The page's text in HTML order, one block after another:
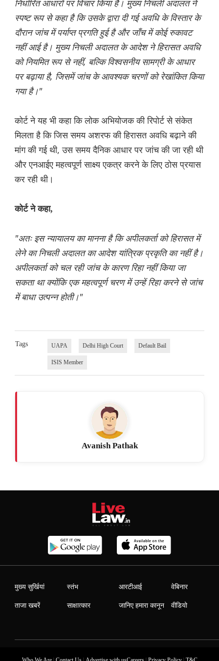
निर्धारित आधारों पर विचार किया है। मुख्य निचली अदालत ने
स्पष्ट रूप से कहा है कि उसके द्वारा दी गई अवधि के विस्तार के
दौरान जांच में पर्याप्त प्रगति हुई है और जाँच में कोई रुकावट
नहीं आई है। मुख्य निचली अदालत के आदेश ने हिरासत अवधि
को नियमित रूप से नहीं, बल्कि विश्वसनीय सामग्री के आधार
पर बढ़ाया है, जिसमें जांच के आवश्यक चरणों को रेखांकित किया
गया है।"
कोर्ट ने यह भी कहा कि लोक अभियोजक की रिपोर्ट से संकेत
मिलता है कि जिस समय अशरफ की हिरासत अवधि बढ़ाने की
मांग की गई थी, उस समय दैनिक आधार पर जांच की जा रही थी
और एनआईए महत्वपूर्ण साक्ष्य एकत्र करने के लिए ठोस प्रयास
कर रही थी।
कोर्ट ने कहा,
"अतः इस न्यायालय का मानना है कि अपीलकर्ता को हिरासत में
लेने का निचली अदालत का आदेश यांत्रिक प्रकृति का नहीं है।
अपीलकर्ता को चल रही जांच के कारण रिहा नहीं किया जा
सकता था क्योंकि एक महत्वपूर्ण चरण में उन्हें रिहा करने से जांच
में बाधा उत्पन्न होती।"
Tags UAPA Delhi High Court Default Bail
ISIS Member
Avanish Pathak
मुख्य सुर्खियां
ताजा खबरें
स्तंभ
साक्षात्कार
आरटीआई
जानिए हमारा कानून
वेबिनार
वीडियो